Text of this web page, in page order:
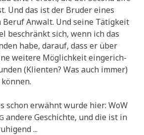
Und das ist der Bru­der eines
Beruf Anwalt. Und sei­ne Tätig­keit
beschränkt sich, wenn ich das
habe, dar­auf, dass er über
wei­te­re Mög­lich­keit ein­ge­rich­
(Kli­en­ten? Was auch immer)
schon erwähnt wur­de hier: WoW
ande­re Geschich­te, und die ist in
...